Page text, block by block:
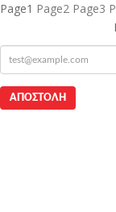
Page1 Page2 Page3
mail